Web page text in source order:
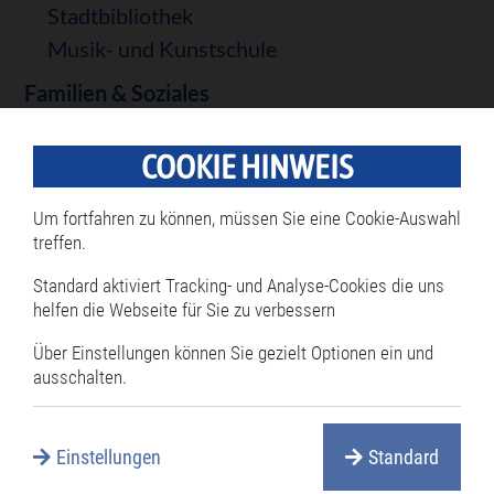
Stadtbibliothek
Musik- und Kunstschule
Familien & Soziales
Bürgerengagement
Flüchtlinge & Asyl
Städtischer Sozialfonds
Kinder & Jugendliche
Schülerhort
Jugendzentren
COOKIE HINWEIS
Um fortfahren zu können, müssen Sie eine Cookie-Auswahl
treffen.
Standard aktiviert Tracking- und Analyse-Cookies die uns
helfen die Webseite für Sie zu verbessern
Über Einstellungen können Sie gezielt Optionen ein und
ausschalten.
Einstellungen Standard